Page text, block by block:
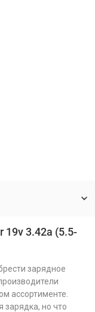
19v 3.42a (5.5-
зарядное
ассортименте.
зарядка, но что